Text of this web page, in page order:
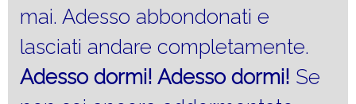
mai. Adesso abbondonati e
lasciati andare completamente.
Adesso dormi! Adesso dormi! Se